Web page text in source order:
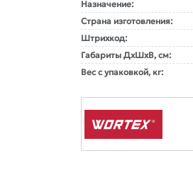
Назначение:
Страна изготовления:
Штрихкод:
Габариты ДxШxВ, см:
Вес с упаковкой, кг: